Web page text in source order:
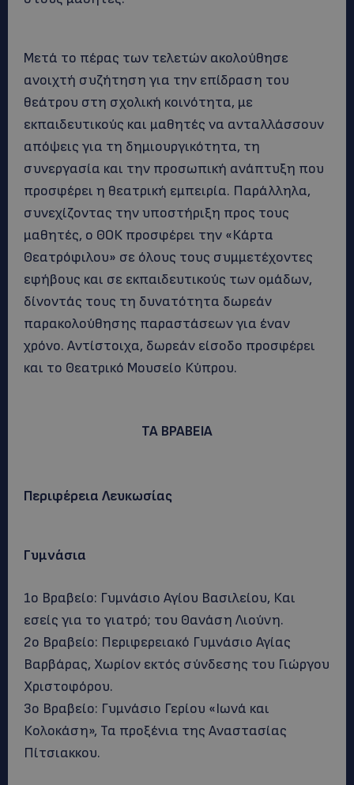
Μετά το πέρας των τελετών ακολούθησε
ανοιχτή συζήτηση για την επίδραση του
θεάτρου στη σχολική κοινότητα, με
εκπαιδευτικούς και μαθητές να ανταλλάσσουν
απόψεις για τη δημιουργικότητα, τη
συνεργασία και την προσωπική ανάπτυξη που
προσφέρει η θεατρική εμπειρία. Παράλληλα,
συνεχίζοντας την υποστήριξη προς τους
μαθητές, ο ΘΟΚ προσφέρει την «Κάρτα
Θεατρόφιλου» σε όλους τους συμμετέχοντες
εφήβους και σε εκπαιδευτικούς των ομάδων,
δίνοντάς τους τη δυνατότητα δωρεάν
παρακολούθησης παραστάσεων για έναν
χρόνο. Αντίστοιχα, δωρεάν είσοδο προσφέρει
και το Θεατρικό Μουσείο Κύπρου.
ΤΑ ΒΡΑΒΕΙΑ
Περιφέρεια Λευκωσίας
Γυμνάσια
1ο Βραβείο: Γυμνάσιο Αγίου Βασιλείου, Και
εσείς για το γιατρό; του Θανάση Λιούνη.
2ο Βραβείο: Περιφερειακό Γυμνάσιο Αγίας
Βαρβάρας, Χωρίον εκτός σύνδεσης του Γιώργου
Χριστοφόρου.
3ο Βραβείο: Γυμνάσιο Γερίου «Ιωνά και
Κολοκάση», Τα προξένια της Αναστασίας
Πίτσιακκου.